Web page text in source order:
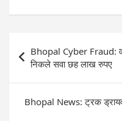
navigation
Bhopal Cyber Fraud:
निकले सवा छह लाख रुपए
Bhopal News: ट्रक